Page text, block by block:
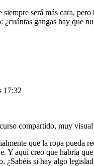
siempre será más cara,
¿cuántas gangas hay que
17:32
compartido, muy
que la ropa pueda
Y aquí creo que habría
¿Sabéis si hay algo